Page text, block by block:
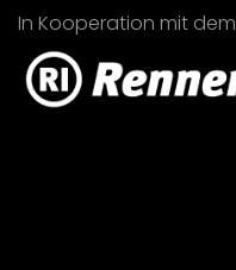
In Kooperation mit dem